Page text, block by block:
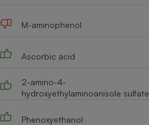
M-aminophenol
Ascorbic acid
2-amino-4-
hydroxyethylaminoanisole sulfate
Phenoxyethanol